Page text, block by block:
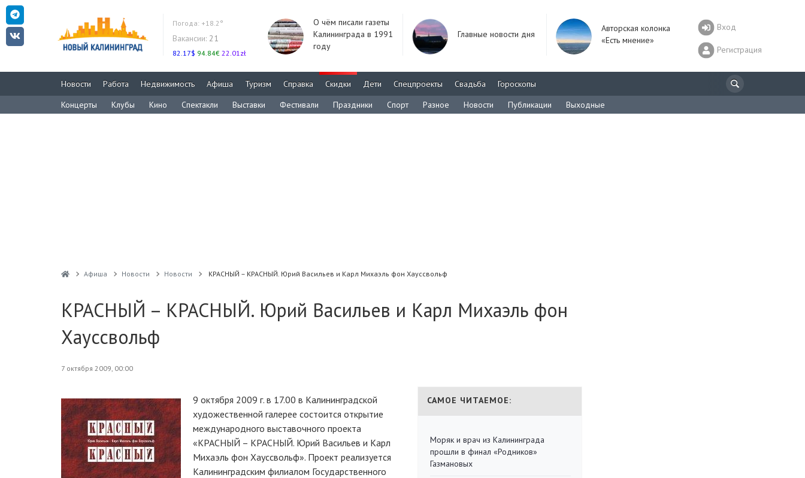
Погода: +18.2°
Вакансии: 21
82.17$ 94.84€ 22.01zł
О чём писали газеты
Калининграда в 1991
году
Главные новости дня
Авторская колонка
«Есть мнение»
Вход
Регистрация
Новости Работа Недвижимость Афиша Туризм Справка Скидки Дети Спецпроекты Свадьба
Гороскопы
Концерты
Клубы Кино Спектакли Выставки Фестивали Праздники Спорт Разное Новости Публикации Выходные
Афиша Новости Новости КРАСНЫЙ – КРАСНЫЙ. Юрий Васильев и Карл Михаэль фон Хауссвольф
КРАСНЫЙ – КРАСНЫЙ. Юрий Васильев и Карл Михаэль фон
Хауссвольф
7 октября 2009, 00:00
9 октября 2009 г. в 17.00 в Калининградской
художественной галерее состоится открытие
международного выставочного проекта
«КРАСНЫЙ – КРАСНЫЙ. Юрий Васильев и Карл
Михаэль фон Хауссвольф». Проект реализуется
Калининградским филиалом Государственного
САМОЕ ЧИТАЕМОЕ:
Моряк и врач из Калининграда
прошли в финал «Родников»
Газмановых